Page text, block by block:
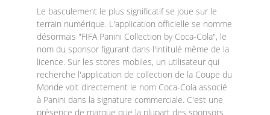
Le basculement le plus significatif se joue sur le
terrain numérique. L'application officielle se nomme
désormais "FIFA Panini Collection by Coca-Cola", le
nom du sponsor figurant dans l'intitulé même de la
licence. Sur les stores mobiles, un utilisateur qui
recherche l'application de collection de la Coupe du
Monde voit directement le nom Coca-Cola associé
à Panini dans la signature commerciale. C'est une
présence de marque que la plupart des sponsors